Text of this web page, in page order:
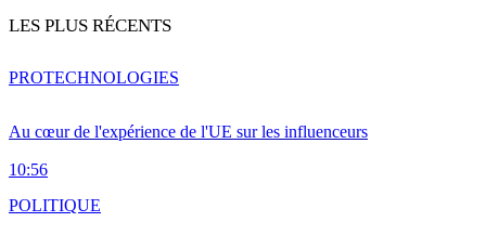
LES PLUS RÉCENTS
Au cœur de l'expérience de l'UE sur les influenceurs
10:56
PROTECHNOLOGIES
POLITIQUE